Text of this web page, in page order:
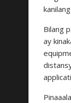
Bilang
ay